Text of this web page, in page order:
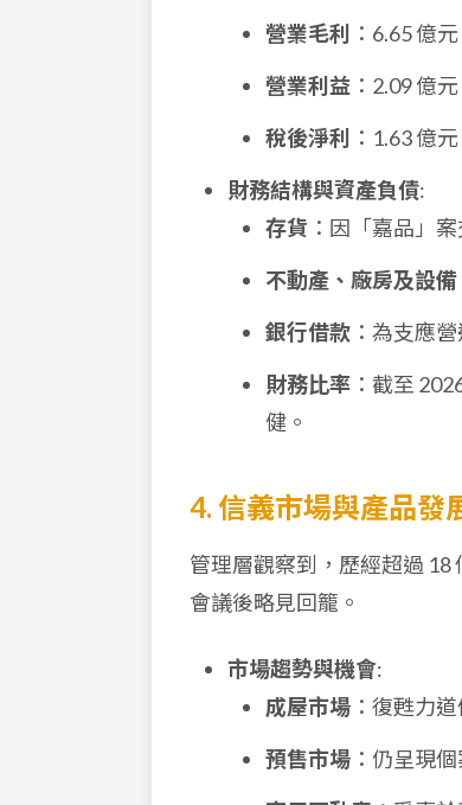
營業毛利
：6.65 億
營業利益 ：2.09 億
稅後淨利
：1.63 億
財務結構與資產負債:
存貨 ：因「嘉品」
不動產、廠房及設備
銀行借款 ：為支應
財務比率 ：截至
健。
4. 信義市場與產品發
管理層觀察到，歷經超過
會議後略見回籠。
市場趨勢與機會:
成屋市場 ：復甦力
預售市場 ：仍呈現